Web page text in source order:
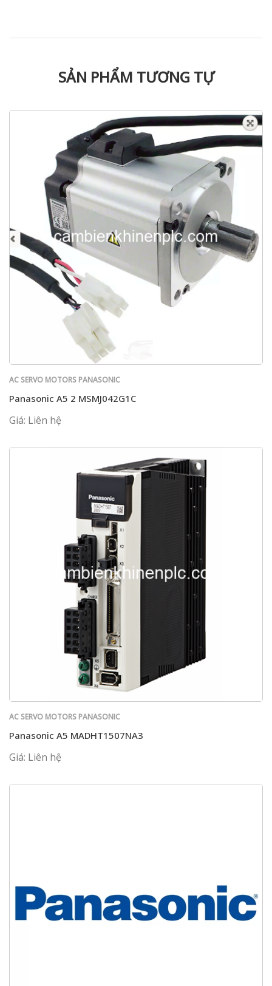
SẢN PHẨM TƯƠNG TỰ
AC SERVO MOTORS PANASONIC
Panasonic A5 2 MSMJ042G1C
Giá: Liên hệ
AC SERVO MOTORS PANASONIC
Panasonic A5 MADHT1507NA3
Giá: Liên hệ